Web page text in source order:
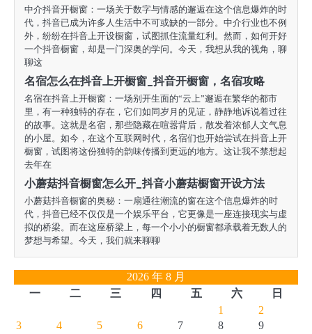
中介抖音开橱窗：一场关于数字与情感的邂逅在这个信息爆炸的时
代，抖音已成为许多人生活中不可或缺的一部分。中介行业也不例
外，纷纷在抖音上开设橱窗，试图抓住流量红利。然而，如何开好
一个抖音橱窗，却是一门深奥的学问。今天，我想从我的视角，聊
聊这
名宿怎么在抖音上开橱窗_抖音开橱窗，名宿攻略
名宿在抖音上开橱窗：一场别开生面的“云上”邂逅在繁华的都市
里，有一种独特的存在，它们如同岁月的见证，静静地诉说着过往
的故事。这就是名宿，那些隐藏在喧嚣背后，散发着浓郁人文气息
的小屋。如今，在这个互联网时代，名宿们也开始尝试在抖音上开
橱窗，试图将这份独特的韵味传播到更远的地方。这让我不禁想起
去年在
小蘑菇抖音橱窗怎么开_抖音小蘑菇橱窗开设方法
小蘑菇抖音橱窗的奥秘：一扇通往潮流的窗在这个信息爆炸的时
代，抖音已经不仅仅是一个娱乐平台，它更像是一座连接现实与虚
拟的桥梁。而在这座桥梁上，每一个小小的橱窗都承载着无数人的
梦想与希望。今天，我们就来聊聊
2026 年 8 月
一
二 三 四 五 六
日
1
2
3
4 5 6 7 8
9